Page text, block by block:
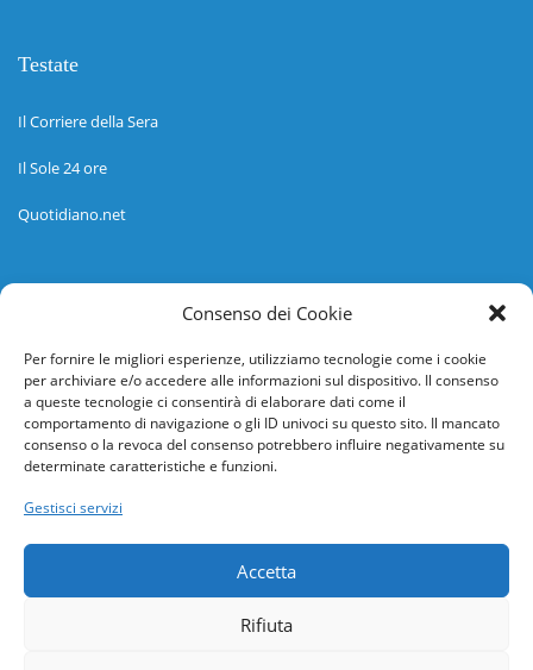
Consenso dei Cookie
Per fornire le migliori esperienze, utilizziamo tecnologie come i cookie
per archiviare e/o accedere alle informazioni sul dispositivo. Il consenso
a queste tecnologie ci consentirà di elaborare dati come il
comportamento di navigazione o gli ID univoci su questo sito. Il mancato
consenso o la revoca del consenso potrebbero influire negativamente su
determinate caratteristiche e funzioni.
Gestisci servizi
Accetta
Rifiuta
Testate
Il Corriere della Sera
Il Sole 24 ore
Quotidiano.net
Informazioni
Help desk
Guida rapida